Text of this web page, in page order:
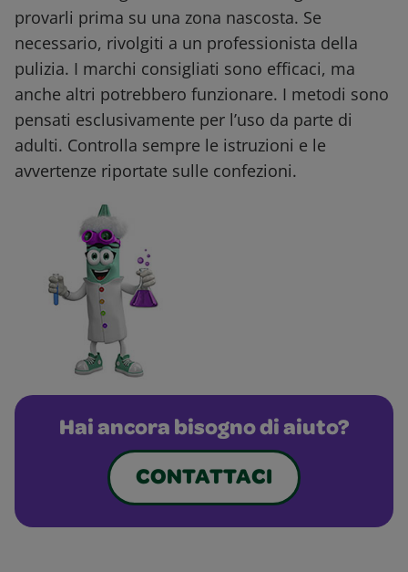
provarli prima su una zona nascosta. Se
necessario, rivolgiti a un professionista della
pulizia. I marchi consigliati sono efficaci, ma
anche altri potrebbero funzionare. I metodi sono
pensati esclusivamente per l’uso da parte di
adulti. Controlla sempre le istruzioni e le
avvertenze riportate sulle confezioni.
Hai ancora bisogno di aiuto?
CONTATTACI